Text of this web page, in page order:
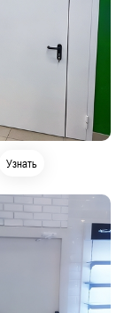
Узнать